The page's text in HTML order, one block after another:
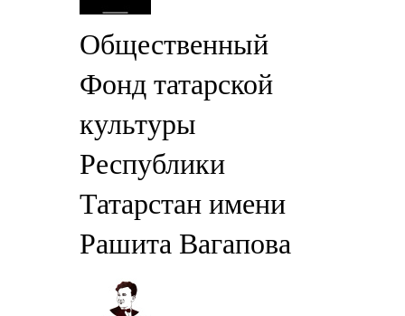
Общественный
Фонд татарской
культуры
Республики
Татарстан имени
Рашита Вагапова